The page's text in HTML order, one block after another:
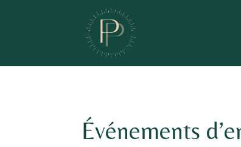
Événements